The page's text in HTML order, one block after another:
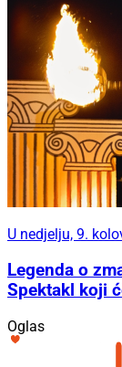
U nedjelju, 9.
Legenda o
Spektakl koji
Oglas